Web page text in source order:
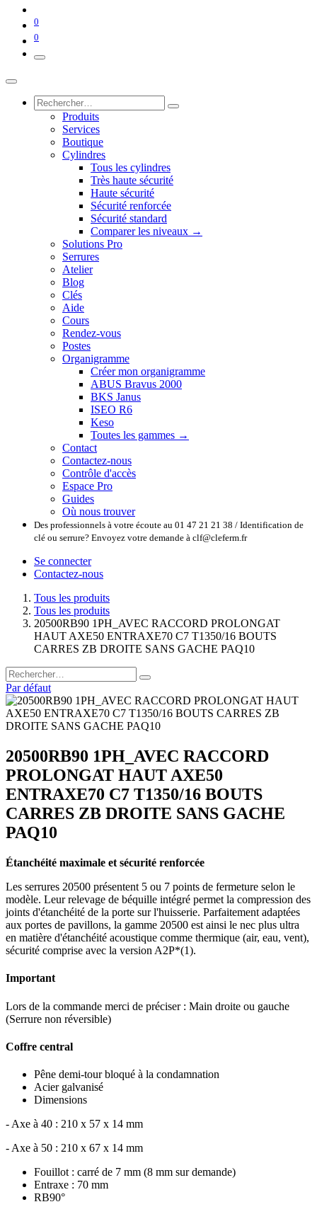
0
0
Produits
Services
Boutique
Cylindres
Tous les cylindres
Très haute sécurité
Haute sécurité
Sécurité renforcée
Sécurité standard
Comparer les niveaux →
Solutions Pro
Serrures
Atelier
Blog
Clés
Aide
Cours
Rendez-vous
Postes
Organigramme
Créer mon organigramme
ABUS Bravus 2000
BKS Janus
ISEO R6
Keso
Toutes les gammes →
Contact
Contactez-nous
Contrôle d'accès
Espace Pro
Guides
Où nous trouver
Des professionnels à votre écoute au 01 47 21 21 38 / Identification de
clé ou serrure? Envoyez votre demande à clf@cleferm.fr
Se connecter
Contactez-nous
Tous les produits
Tous les produits
20500RB90 1PH_AVEC RACCORD PROLONGAT
HAUT AXE50 ENTRAXE70 C7 T1350/16 BOUTS
CARRES ZB DROITE SANS GACHE PAQ10
Par défaut
20500RB90 1PH_AVEC RACCORD
PROLONGAT HAUT AXE50
ENTRAXE70 C7 T1350/16 BOUTS
CARRES ZB DROITE SANS GACHE
PAQ10
Étanchéité maximale et sécurité renforcée
Les serrures 20500 présentent 5 ou 7 points de fermeture selon le
modèle. Leur relevage de béquille intégré permet la compression des
joints d'étanchéité de la porte sur l'huisserie. Parfaitement adaptées
aux portes de pavillons, la gamme 20500 est ainsi le nec plus ultra
en matière d'étanchéité acoustique comme thermique (air, eau, vent),
sécurité comprise avec la version A2P*(1).
Important
Lors de la commande merci de préciser : Main droite ou gauche
(Serrure non réversible)
Coffre central
Pêne demi-tour bloqué à la condamnation
Acier galvanisé
Dimensions
- Axe à 40 : 210 x 57 x 14 mm
- Axe à 50 : 210 x 67 x 14 mm
Fouillot : carré de 7 mm (8 mm sur demande)
Entraxe : 70 mm
RB90°